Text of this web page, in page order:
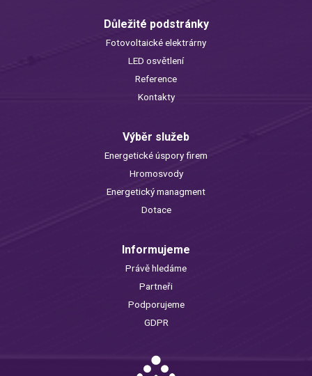
Důležité podstránky
Fotovoltaické elektrárny
LED osvětlení
Reference
Kontakty
Výběr služeb
Energetické úspory firem
Hromosvody
Energetický managment
Dotace
Informujeme
Právě hledáme
Partneři
Podporujeme
GDPR